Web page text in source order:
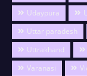
Udaypura
Uttar paradesh
Uttrakhand
Varanasi